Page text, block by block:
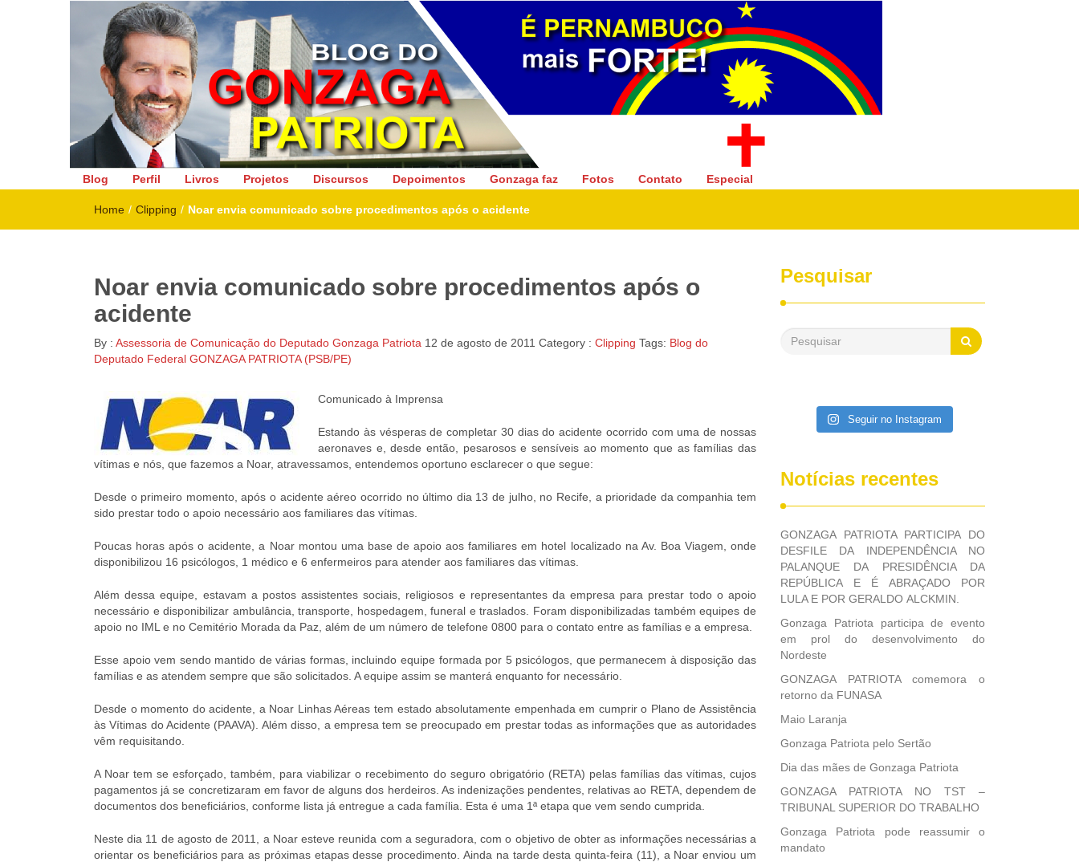
Gonzaga Patriota
Deputado Federal
Blog Perfil Livros Projetos Discursos Depoimentos Gonzaga faz Fotos Contato Especial
Home / Clipping / Noar envia comunicado sobre procedimentos após o acidente
Noar envia comunicado sobre procedimentos após o
acidente
By : Assessoria de Comunicação do Deputado Gonzaga Patriota 12 de agosto de 2011 Category : Clipping Tags: Blog do
Deputado Federal GONZAGA PATRIOTA (PSB/PE)
Comunicado à Imprensa
Estando às vésperas de completar 30 dias do acidente ocorrido com uma de nossas
aeronaves e, desde então, pesarosos e sensíveis ao momento que as famílias das
vítimas e nós, que fazemos a Noar, atravessamos, entendemos oportuno esclarecer o que segue:
Desde o primeiro momento, após o acidente aéreo ocorrido no último dia 13 de julho, no Recife, a prioridade da companhia tem
sido prestar todo o apoio necessário aos familiares das vítimas.
Poucas horas após o acidente, a Noar montou uma base de apoio aos familiares em hotel localizado na Av. Boa Viagem, onde
disponibilizou 16 psicólogos, 1 médico e 6 enfermeiros para atender aos familiares das vítimas.
Além dessa equipe, estavam a postos assistentes sociais, religiosos e representantes da empresa para prestar todo o apoio
necessário e disponibilizar ambulância, transporte, hospedagem, funeral e traslados. Foram disponibilizadas também equipes de
apoio no IML e no Cemitério Morada da Paz, além de um número de telefone 0800 para o contato entre as famílias e a empresa.
Esse apoio vem sendo mantido de várias formas, incluindo equipe formada por 5 psicólogos, que permanecem à disposição das
famílias e as atendem sempre que são solicitados. A equipe assim se manterá enquanto for necessário.
Desde o momento do acidente, a Noar Linhas Aéreas tem estado absolutamente empenhada em cumprir o Plano de Assistência
às Vítimas do Acidente (PAAVA). Além disso, a empresa tem se preocupado em prestar todas as informações que as autoridades
vêm requisitando.
A Noar tem se esforçado, também, para viabilizar o recebimento do seguro obrigatório (RETA) pelas famílias das vítimas, cujos
pagamentos já se concretizaram em favor de alguns dos herdeiros. As indenizações pendentes, relativas ao RETA, dependem de
documentos dos beneficiários, conforme lista já entregue a cada família. Esta é uma 1ª etapa que vem sendo cumprida.
Neste dia 11 de agosto de 2011, a Noar esteve reunida com a seguradora, com o objetivo de obter as informações necessárias a
orientar os beneficiários para as próximas etapas desse procedimento. Ainda na tarde desta quinta-feira (11), a Noar enviou um
Pesquisar
Seguir no Instagram
Notícias recentes
GONZAGA PATRIOTA PARTICIPA DO
DESFILE DA INDEPENDÊNCIA NO
PALANQUE DA PRESIDÊNCIA DA
REPÚBLICA E É ABRAÇADO POR
LULA E POR GERALDO ALCKMIN.
Gonzaga Patriota participa de evento
em prol do desenvolvimento do
Nordeste
GONZAGA PATRIOTA comemora o
retorno da FUNASA
Maio Laranja
Gonzaga Patriota pelo Sertão
Dia das mães de Gonzaga Patriota
GONZAGA PATRIOTA NO TST –
TRIBUNAL SUPERIOR DO TRABALHO
Gonzaga Patriota pode reassumir o
mandato